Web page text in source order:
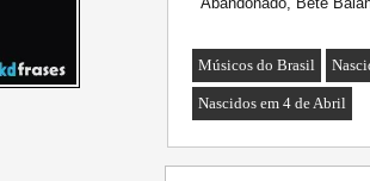
Músicos do Brasil
Nascidos em 4 de Abril